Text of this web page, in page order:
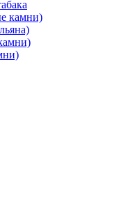
камни)